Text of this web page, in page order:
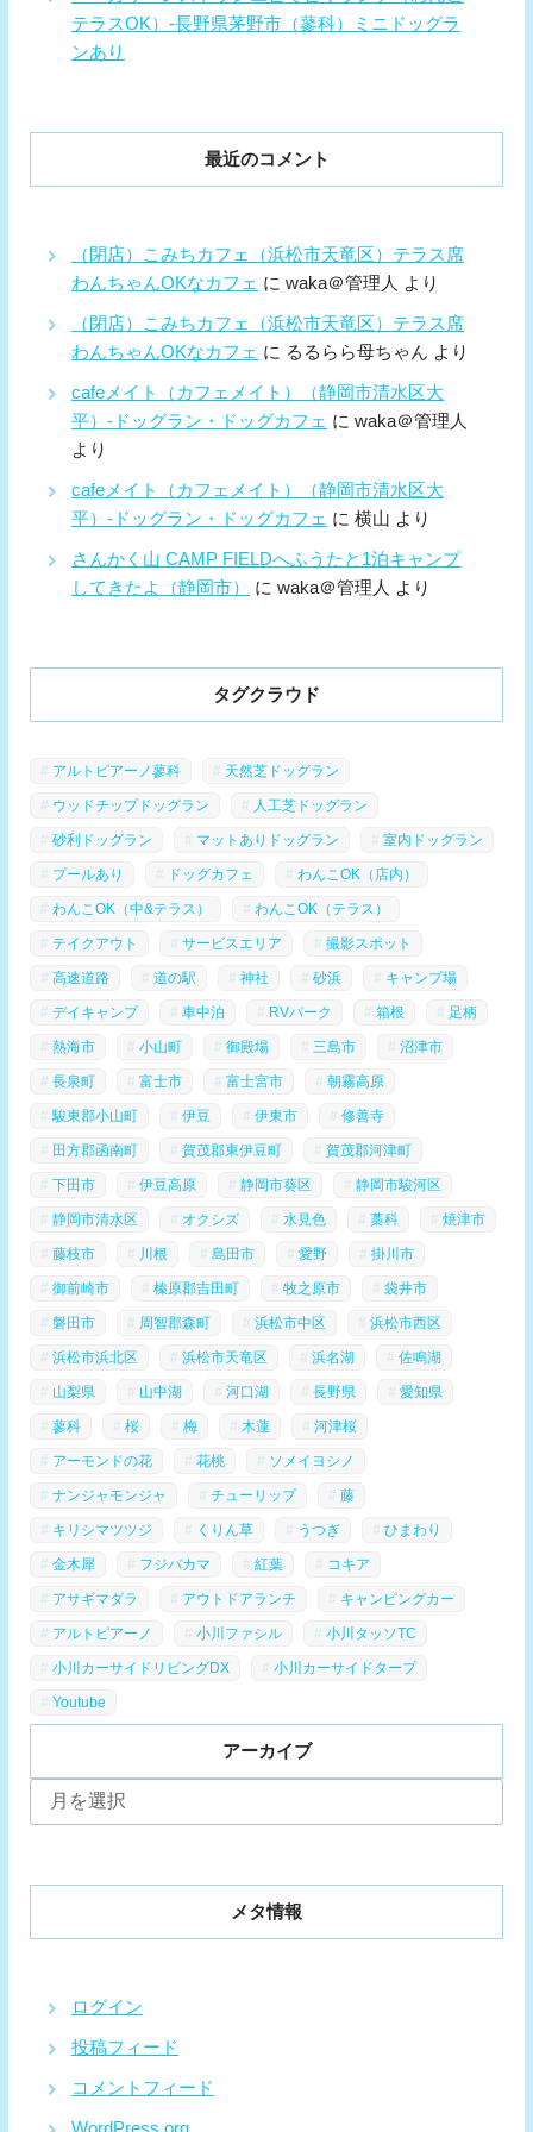
テラスOK）-長野県茅野市（蓼科）ミニドッグラ
ンあり
最近のコメント
（閉店）こみちカフェ（浜松市天竜区）テラス席
わんちゃんOKなカフェ に waka＠管理人 より
（閉店）こみちカフェ（浜松市天竜区）テラス席
わんちゃんOKなカフェ に るるらら母ちゃん より
cafeメイト（カフェメイト）（静岡市清水区大
平）-ドッグラン・ドッグカフェ に waka＠管理人
より
cafeメイト（カフェメイト）（静岡市清水区大
平）-ドッグラン・ドッグカフェ に 横山 より
さんかく山 CAMP FIELDへふうたと1泊キャンプ
してきたよ（静岡市）
に waka＠管理人 より
タグクラウド
アルトピアーノ蓼科 天然芝ドッグラン
ウッドチップドッグラン 人工芝ドッグラン
砂利ドッグラン マットありドッグラン 室内ドッグラン
プールあり ドッグカフェ わんこOK（店内）
わんこOK（中&テラス） わんこOK（テラス）
テイクアウト サービスエリア 撮影スポット
高速道路 道の駅 神社 砂浜 キャンプ場
デイキャンプ 車中泊 RVパーク 箱根 足柄
熱海市 小山町 御殿場 三島市 沼津市
長泉町 富士市 富士宮市 朝霧高原
駿東郡小山町 伊豆 伊東市 修善寺
田方郡函南町 賀茂郡東伊豆町 賀茂郡河津町
下田市 伊豆高原 静岡市葵区 静岡市駿河区
静岡市清水区 オクシズ 水見色 藁科 焼津市
藤枝市 川根 島田市 愛野 掛川市
御前崎市 榛原郡吉田町 牧之原市 袋井市
磐田市 周智郡森町 浜松市中区 浜松市西区
浜松市浜北区 浜松市天竜区 浜名湖 佐鳴湖
山梨県 山中湖 河口湖 長野県 愛知県
蓼科 桜 梅 木蓮 河津桜
アーモンドの花 花桃 ソメイヨシノ
ナンジャモンジャ チューリップ 藤
キリシマツツジ くりん草 うつぎ ひまわり
金木犀 フジバカマ 紅葉 コキア
アサギマダラ アウトドアランチ キャンピングカー
アルトピアーノ 小川ファシル 小川タッソTC
小川カーサイドリビングDX 小川カーサイドタープ
Youtube
アーカイブ
ー
メタ情報
ログイン
投稿フィード
コメントフィード
WordPress.org